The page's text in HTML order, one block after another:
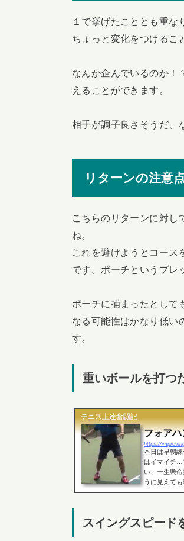
１で挙げたこととも重な
ちょっと変化をつけるこ
なんか企んでいるのか！
えることができます。
相手が調子良さそうだ、
リターンの注意
こちらのリターンに対し
ね。
これを避けようとコース
です。ポーチというプレ
ポーチに捕まったとして
なる可能性はかなり低い
す。
重いボールを打つ
テニス上達奮闘記
フォアハ
https://
本日は早朝
はイマイチ…
い、一生懸
うに見えて
スイングスピード